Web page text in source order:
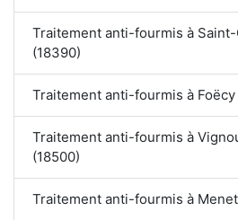
Traitement anti-fourmis à
(18390)
Traitement anti-fourmis à Foëcy
Traitement anti-fourmis à
(18500)
Traitement anti-fourmis à